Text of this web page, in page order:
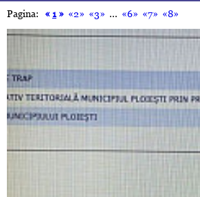
Pagina: «1» «2» «3» ... «6» «7» «8»